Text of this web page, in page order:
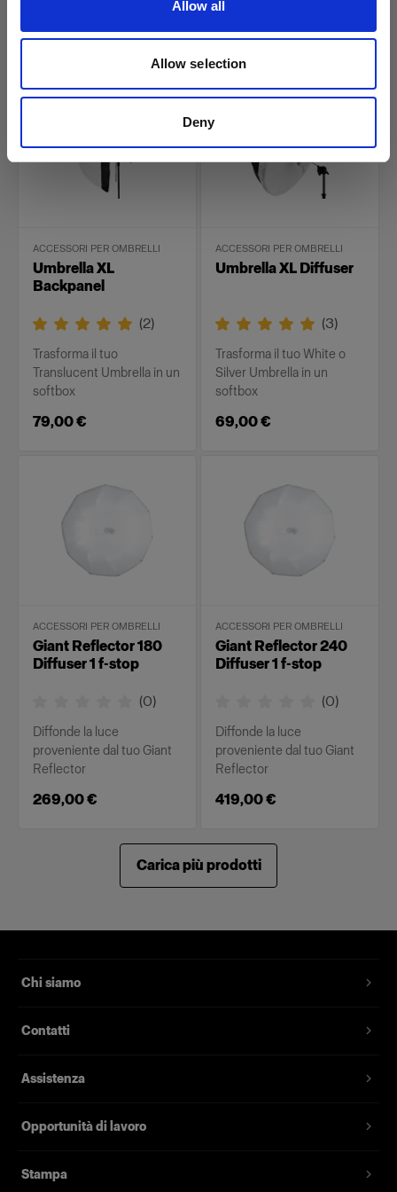
Allow all
Allow selection
Deny
49,00 €
softbox
39,00 €
ACCESSORI PER OMBRELLI
Umbrella XL
Backpanel
(2)
Trasforma il tuo
Translucent Umbrella in un
softbox
79,00 €
ACCESSORI PER OMBRELLI
Umbrella XL Diffuser
(3)
Trasforma il tuo White o
Silver Umbrella in un
softbox
69,00 €
ACCESSORI PER OMBRELLI
Giant Reflector 180
Diffuser 1 f-stop
(0)
Diffonde la luce
proveniente dal tuo Giant
Reflector
269,00 €
ACCESSORI PER OMBRELLI
Giant Reflector 240
Diffuser 1 f-stop
(0)
Diffonde la luce
proveniente dal tuo Giant
Reflector
419,00 €
Carica più prodotti
Chi siamo
Contatti
Assistenza
Opportunità di lavoro
Stampa